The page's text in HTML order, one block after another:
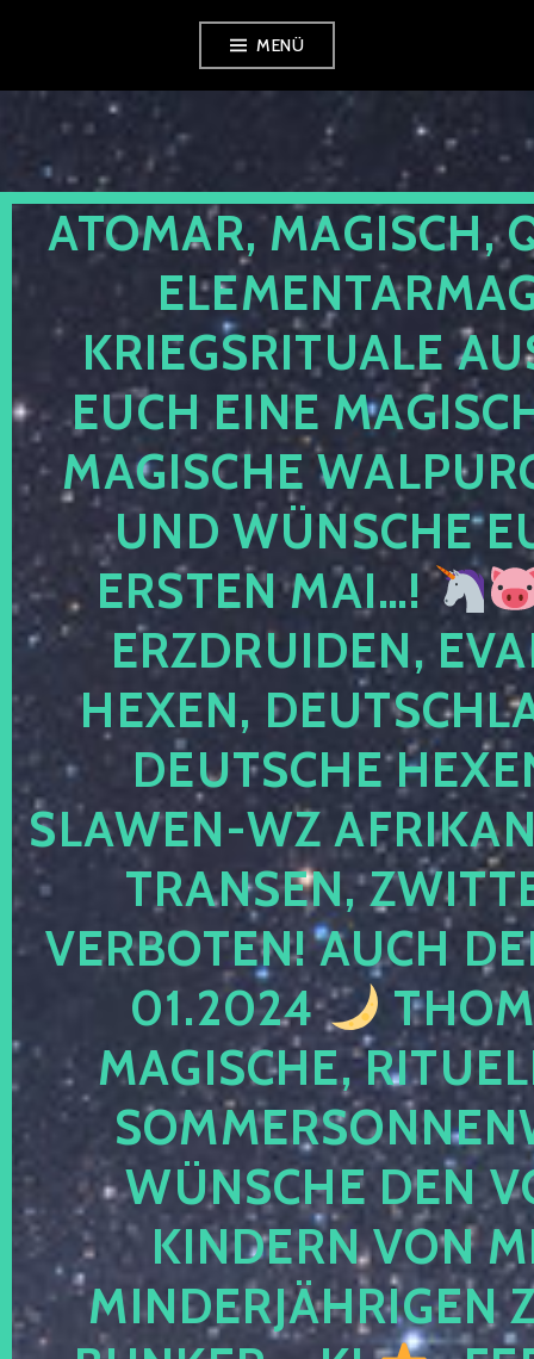
springen
MENÜ
ATOMAR, MAGISCH,
KRIEGSRITUALE
EUCH EINE
MAGISCHE
UND WÜNSCHE
ERSTEN MAI…!
ERZDRUIDEN,
HEXEN,
DEUTSCHE
SLAWEN-WZ
TRANSEN,
VERBOTEN! AUCH
01.2024
MAGISCHE,
WÜNSCHE DEN
KINDERN VON
MINDERJÄHRIGEN